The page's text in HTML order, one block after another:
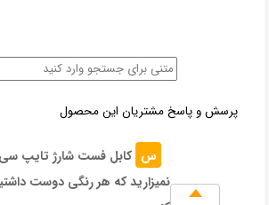
پرسش و پاسخ مشتریان این محصول
س کابل فست شارژ تایپ
نمیزارید که هر رنگی دوست